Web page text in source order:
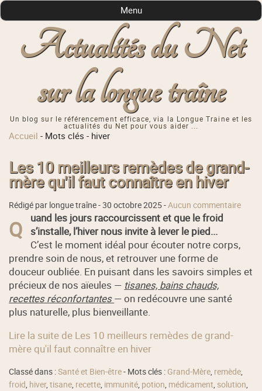
Actualités du Net
sur la longue traîne
Un blog sur le référencement efficace, via la Longue Traine et les
actualités du Net pour vous aider ...
Menu
Accueil - Mots clés - hiver
Les 10 meilleurs remèdes de grand-
mère qu'il faut connaître en hiver
Rédigé par longue traîne -30 octobre 2025-Aucun commentaire
Q
uand les jours raccourcissent et que le froid
s’installe, l’hiver nous invite à lever le pied...
C’est le moment idéal pour écouter notre corps,
prendre soin de nous, et retrouver une forme de
douceur oubliée. En puisant dans les savoirs simples et
précieux de nos aïeules — tisanes, bains chauds,
recettes réconfortantes— on redécouvre une santé
plus naturelle, plus bienveillante.
Lire la suite de Les 10 meilleurs remèdes de grand-
mère qu'il faut connaître en hiver
Classé dans :Santé et Bien-être- Mots clés : Grand-Mère, remède,
froid, hiver,tisane, recette, immunité, potion, médicament, solution,